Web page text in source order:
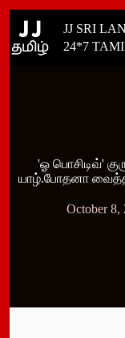
content
JJ SRI
24*7
'ஓ பொசிடிவ்'
யாழ்.போதனா
October 8,